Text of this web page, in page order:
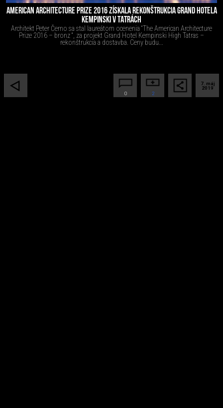
AMERICAN ARCHITECTURE PRIZE 2016 ZÍSKALA REKONŠTRUKCIA GRAND HOTELA
KEMPINSKI V TATRÁCH
Architekt Peter Černo sa stal laureátom ocenenia “The American Architecture
Prize 2016 – bronz “, za projekt Grand Hotel Kempinski High Tatras –
rekonštrukcia a dostavba. Ceny budu...
7. máj
2019
2
0